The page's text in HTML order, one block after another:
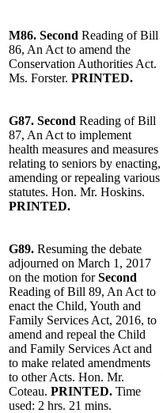
M86. Second Reading of Bill
86, An Act to amend the
Conservation Authorities Act.
Ms. Forster. PRINTED.
G87. Second Reading of Bill
87, An Act to implement
health measures and measures
relating to seniors by enacting,
amending or repealing various
statutes. Hon. Mr. Hoskins.
PRINTED.
G89. Resuming the debate
adjourned on March 1, 2017
on the motion forSecond
Reading of Bill 89, An Act to
enact the Child, Youth and
Family Services Act, 2016, to
amend and repeal the Child
and Family Services Act and
to make related amendments
to other Acts. Hon. Mr.
Coteau. PRINTED. Time
used: 2 hrs. 21 mins.